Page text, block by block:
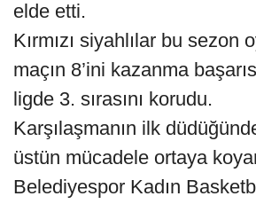
elde etti.
Kırmızı siyahlılar bu sezon
maçın 8’ini kazanma
ligde 3. sırasını korudu.
Karşılaşmanın ilk
üstün mücadele ortaya
Belediyespor Kadın